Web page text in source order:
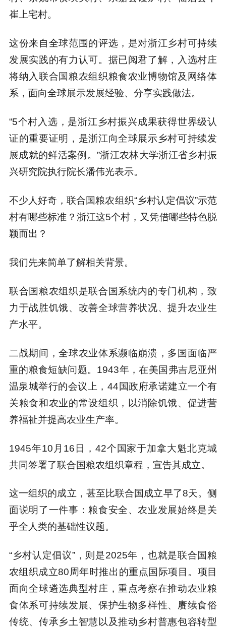
崔上宅村。
这份来自全球范围的评选，是对浙江乡村可持续
发展实践的有力认可。据已阅君了解，入选村庄
将纳入联合国粮农组织粮食农业博物馆及网络体
系，面向全球展示发展经验、分享实践做法。
“5个村入选，是浙江乡村振兴成果获得世界级认
证的重要证明，是浙江向全球展示乡村可持续发
展成就的鲜活案例。”浙江农林大学浙江省乡村振
兴研究院执行院长潘伟光表示。
不少人好奇，联合国粮农组织“乡村认定倡议”示范
村有哪些标准？浙江这5个村，又凭借哪些特色脱
颖而出？
我们先来简单了解相关背景。
联合国粮农组织是联合国系统内的专门机构，致
力于战胜饥饿、改善全球营养状况、提升农业生
产水平。
二战期间，全球农业体系濒临崩溃，多国面临严
重的粮食短缺问题。1943年，在美国弗吉尼亚州
温泉城举行的会议上，44国政府承诺建立一个有
关粮食和农业的常设组织，以消除饥饿、促进营
养福祉并提高农业生产率。
1945年10月16日，42个国家于加拿大魁北克城
共同签署了联合国粮农组织章程，宣告其成立。
这一组织的成立，甚至比联合国成立早了8天。侧
面说明了一件事：粮食安全、农业发展始终是关
乎全人类的基础性议题。
“乡村认定倡议”，则是2025年，也就是联合国粮
农组织成立80周年时推出的重点国际项目。项目
面向全球遴选典型村庄，重点考察在推动农业粮
食体系可持续发展、保护生物多样性、赓续食俗
传统、传承乡土智慧以及推动乡村普惠包容转型